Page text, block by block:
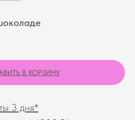
В КОРЗИНУ
3 дня*